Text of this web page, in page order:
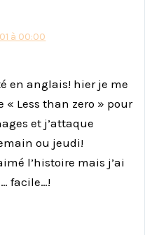
à 00:00
en anglais! hier je me
Less than zero » pour
et j’attaque
ou jeudi!
l’histoire mais j’ai
facile…!